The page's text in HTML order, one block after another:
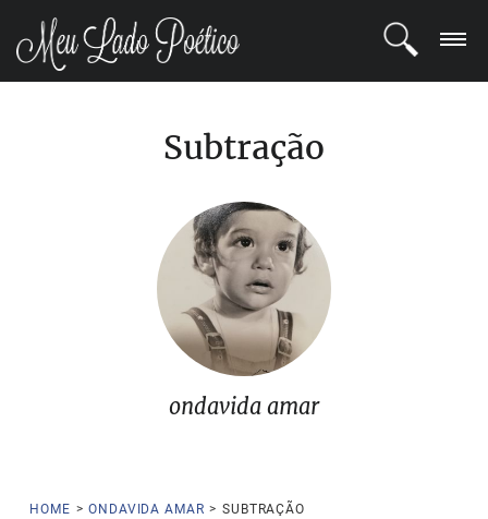
Subtração
ondavida amar
HOME > ONDAVIDA AMAR > SUBTRAÇÃO